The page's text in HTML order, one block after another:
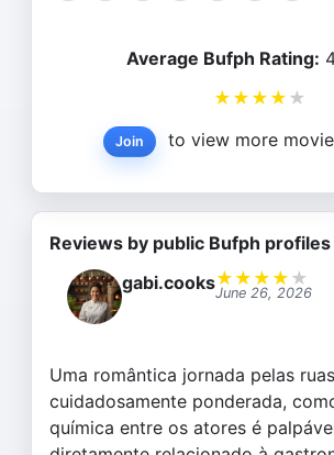
Average Bufph Rating:
★ ★ ★ ★ ★
Join to view more
Reviews by public Bufph profiles
gabi.cooks★ ★ ★ ★ ★
June 26, 2026
Uma romântica jornada pelas
cuidadosamente ponderada,
química entre os atores é